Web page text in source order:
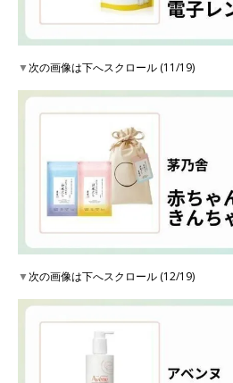
▼次の画像は下へスクロール (11/19)
▼次の画像は下へスクロール (12/19)